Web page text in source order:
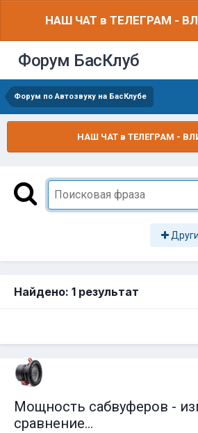
НАШ ЧАТ в ТЕЛЕГРАМ -
Форум БасКлуб
Форум по Автозвуку на БасКлубе
НАШ ЧАТ в ТЕЛЕГРАМ -
Найдено: 1 результат
Мощность сабвуферов -
сравнение...